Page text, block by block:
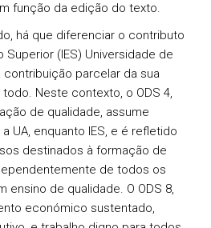
função da edição do texto.
há que diferenciar o contributo
Superior (IES) Universidade de
contribuição parcelar da sua
Neste contexto, o ODS 4,
de qualidade, assume
UA, enquanto IES, e é refletido
destinados à formação de
de todos os
ensino de qualidade. O ODS 8,
económico sustentado,